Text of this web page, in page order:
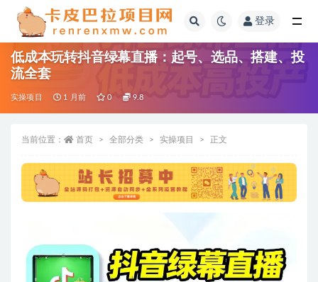
登录
低成本玩转抖音绿幕直播：起号、选品、搭建、投
流全套
实操项目 1 月前 0 9.8
当前位置： 首页 全部分类 实操项目 正文
全部